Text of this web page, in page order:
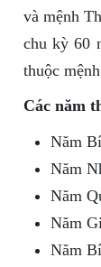
và mệnh
chu kỳ 60
thuộc
Các năm
Năm
Năm
Năm
Năm
Năm